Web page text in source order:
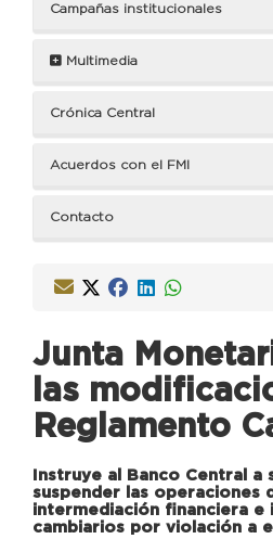
Campañas institucionales
Multimedia
Crónica Central
Acuerdos con el FMI
Contacto
Junta
las
Reglamento
Instruye al Banco Central a
suspender las operaciones
intermediación financiera e
cambiarios por violación a